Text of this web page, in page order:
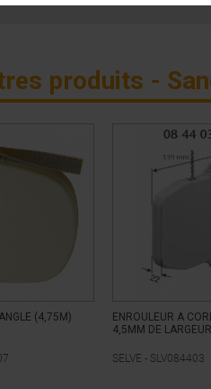
produits -
(4,75M)
ENROULEUR A
4,5MM DE
SELVE - SLV084403